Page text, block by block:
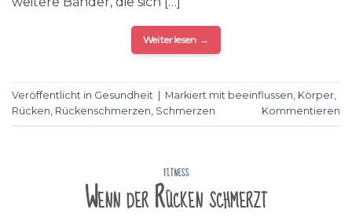
Weiterlesen →
Veröffentlicht in Gesundheit Markiert mit beeinflussen, Körper,
Rücken, Rückenschmerzen, Schmerzen Kommentieren
FITNESS
Wenn der Rücken schmerzt